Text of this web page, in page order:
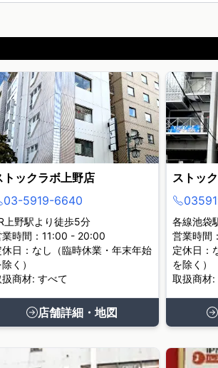
トックラボ上野店
03-5919-6640
上野駅より徒歩5分
業時間：11:00 - 20:00
休日：なし（臨時休業・年末年始
く）
扱商材: すべて
店舗詳細・地図
ストッ
各線池袋
営業時間
定休日：
を除く）
取扱商材: